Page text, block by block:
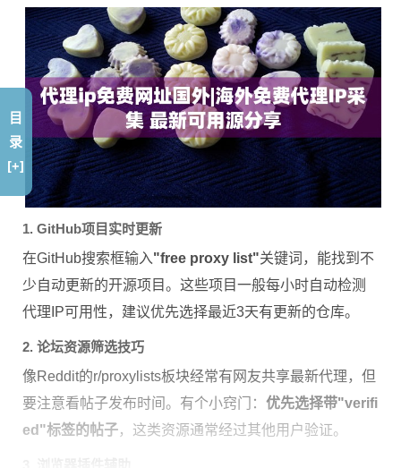
1. GitHub项目实时更新
在GitHub搜索框输入"free proxy list"关键词，能找到不
少自动更新的开源项目。这些项目一般每小时自动检测
代理IP可用性，建议优先选择最近3天有更新的仓库。
2. 论坛资源筛选技巧
像Reddit的r/proxylists板块经常有网友共享最新代理，但
要注意看帖子发布时间。有个小窍门： 优先选择带"verifi
ed"标签的帖子，这类资源通常经过其他用户验证。
目
录
[+]